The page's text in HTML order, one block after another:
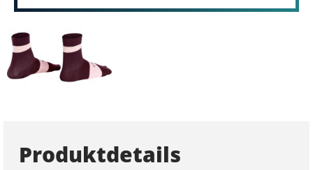
Produktdetails